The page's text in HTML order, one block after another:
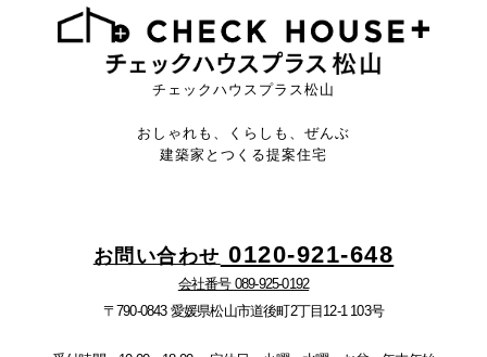
チェックハウスプラス松山
おしゃれも、くらしも、ぜんぶ
建築家とつくる提案住宅
お問い合わせ 0120-921-648
会社番号 089-925-0192
〒790-0843 愛媛県松山市道後町2丁目12-1 103号